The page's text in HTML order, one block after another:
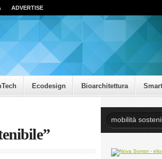
ADVERTISE
Ecodesign Bioarchitettura